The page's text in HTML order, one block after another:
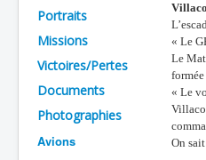
Formation
Doctrines
Les As
Cahiers des As
Portraits
Missions
Victoires/Pertes
Documents
Photographies
Avions
« Le
Le
« Le
On